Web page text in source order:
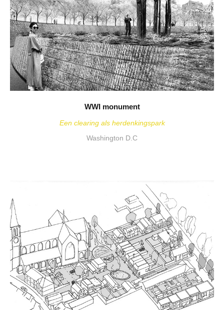
WWI monument
Een clearing als herdenkingspark
Washington D.C